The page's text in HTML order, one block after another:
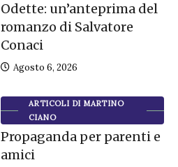
Odette: un’anteprima del
romanzo di Salvatore
Conaci
Agosto 6, 2026
ARTICOLI DI MARTINO
CIANO
Propaganda per parenti e
amici